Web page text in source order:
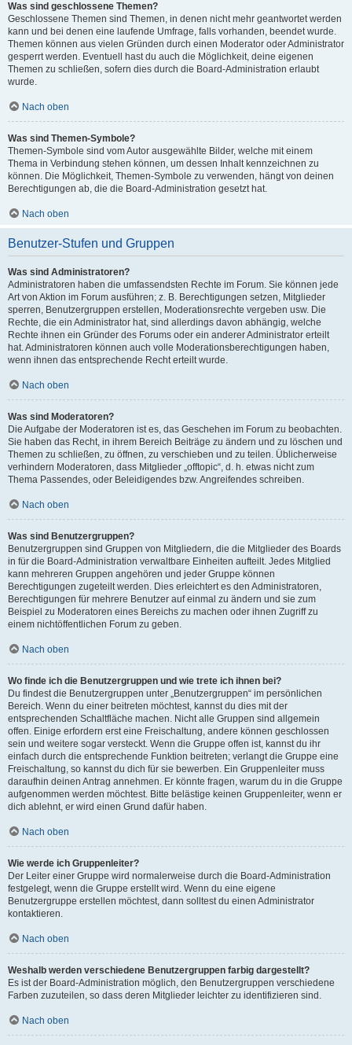
Was sind geschlossene Themen?
Geschlossene Themen sind Themen, in denen nicht mehr geantwortet werden
kann und bei denen eine laufende Umfrage, falls vorhanden, beendet wurde.
Themen können aus vielen Gründen durch einen Moderator oder Administrator
gesperrt werden. Eventuell hast du auch die Möglichkeit, deine eigenen
Themen zu schließen, sofern dies durch die Board-Administration erlaubt
wurde.
Nach oben
Was sind Themen-Symbole?
Themen-Symbole sind vom Autor ausgewählte Bilder, welche mit einem
Thema in Verbindung stehen können, um dessen Inhalt kennzeichnen zu
können. Die Möglichkeit, Themen-Symbole zu verwenden, hängt von deinen
Berechtigungen ab, die die Board-Administration gesetzt hat.
Nach oben
Benutzer-Stufen und Gruppen
Was sind Administratoren?
Administratoren haben die umfassendsten Rechte im Forum. Sie können jede
Art von Aktion im Forum ausführen; z. B. Berechtigungen setzen, Mitglieder
sperren, Benutzergruppen erstellen, Moderationsrechte vergeben usw. Die
Rechte, die ein Administrator hat, sind allerdings davon abhängig, welche
Rechte ihnen ein Gründer des Forums oder ein anderer Administrator erteilt
hat. Administratoren können auch volle Moderationsberechtigungen haben,
wenn ihnen das entsprechende Recht erteilt wurde.
Nach oben
Was sind Moderatoren?
Die Aufgabe der Moderatoren ist es, das Geschehen im Forum zu beobachten.
Sie haben das Recht, in ihrem Bereich Beiträge zu ändern und zu löschen und
Themen zu schließen, zu öffnen, zu verschieben und zu teilen. Üblicherweise
verhindern Moderatoren, dass Mitglieder „offtopic“, d. h. etwas nicht zum
Thema Passendes, oder Beleidigendes bzw. Angreifendes schreiben.
Nach oben
Was sind Benutzergruppen?
Benutzergruppen sind Gruppen von Mitgliedern, die die Mitglieder des Boards
in für die Board-Administration verwaltbare Einheiten aufteilt. Jedes Mitglied
kann mehreren Gruppen angehören und jeder Gruppe können
Berechtigungen zugeteilt werden. Dies erleichtert es den Administratoren,
Berechtigungen für mehrere Benutzer auf einmal zu ändern und sie zum
Beispiel zu Moderatoren eines Bereichs zu machen oder ihnen Zugriff zu
einem nichtöffentlichen Forum zu geben.
Nach oben
Wo finde ich die Benutzergruppen und wie trete ich ihnen bei?
Du findest die Benutzergruppen unter „Benutzergruppen“ im persönlichen
Bereich. Wenn du einer beitreten möchtest, kannst du dies mit der
entsprechenden Schaltfläche machen. Nicht alle Gruppen sind allgemein
offen. Einige erfordern erst eine Freischaltung, andere können geschlossen
sein und weitere sogar versteckt. Wenn die Gruppe offen ist, kannst du ihr
einfach durch die entsprechende Funktion beitreten; verlangt die Gruppe eine
Freischaltung, so kannst du dich für sie bewerben. Ein Gruppenleiter muss
daraufhin deinen Antrag annehmen. Er könnte fragen, warum du in die Gruppe
aufgenommen werden möchtest. Bitte belästige keinen Gruppenleiter, wenn er
dich ablehnt, er wird einen Grund dafür haben.
Nach oben
Wie werde ich Gruppenleiter?
Der Leiter einer Gruppe wird normalerweise durch die Board-Administration
festgelegt, wenn die Gruppe erstellt wird. Wenn du eine eigene
Benutzergruppe erstellen möchtest, dann solltest du einen Administrator
kontaktieren.
Nach oben
Weshalb werden verschiedene Benutzergruppen farbig dargestellt?
Es ist der Board-Administration möglich, den Benutzergruppen verschiedene
Farben zuzuteilen, so dass deren Mitglieder leichter zu identifizieren sind.
Nach oben